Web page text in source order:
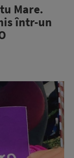
Mare.
într-un